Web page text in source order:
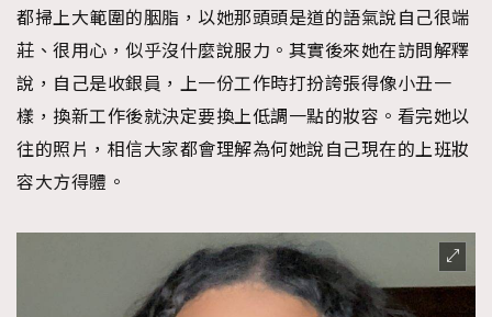
都掃上大範圍的胭脂，以她那頭頭是道的語氣說自己很端
莊、很用心，似乎沒什麼說服力。其實後來她在訪問解釋
說，自己是收銀員，上一份工作時打扮誇張得像小丑一
樣，換新工作後就決定要換上低調一點的妝容。看完她以
往的照片，相信大家都會理解為何她說自己現在的上班妝
容大方得體。